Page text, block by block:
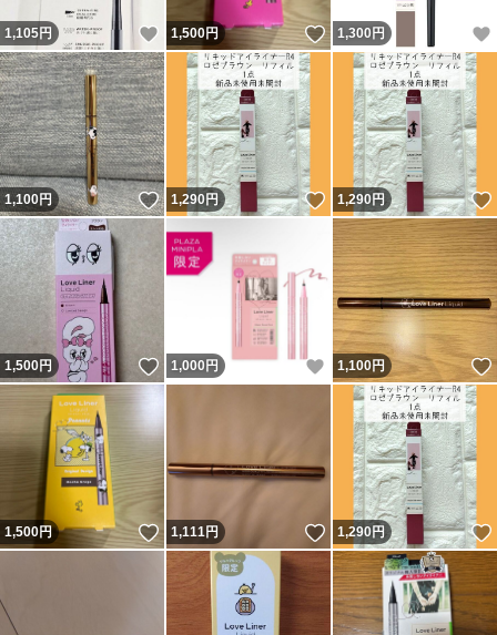
1,105円 いいね！
1,500円 いいね！
1,300 円
1,100円 いいね！
1,290円 いいね！
1,290円
1,500円 いいね！
1,000 円 いいね！
1,100円
1,500円 いいね！
1,111円 いいね！
1,290円